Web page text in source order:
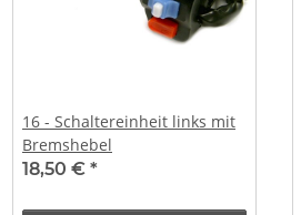
16 - Schaltereinheit links mit
Bremshebel
18,50 € *